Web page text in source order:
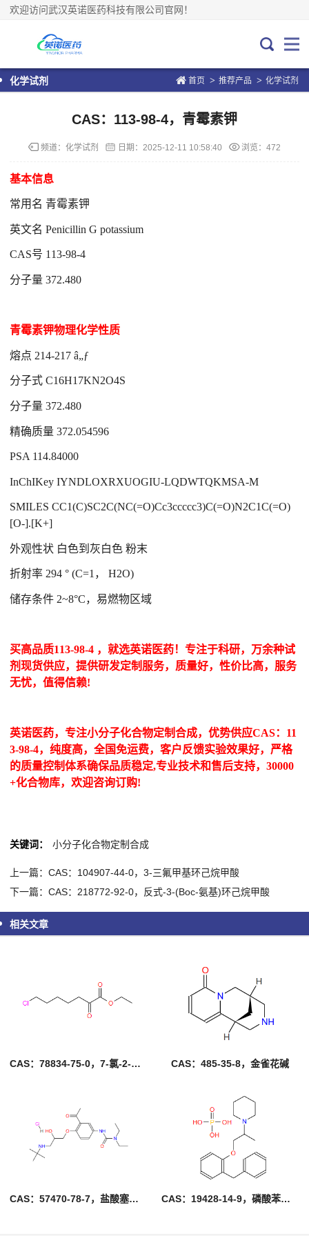
欢迎访问武汉英诺医药科技有限公司官网！
首页 > 推荐产品 > 化学试剂
化学试剂
CAS：113-98-4，青霉素钾
频道： 化学试剂 日期： 2025-12-11 10:58:40 浏览：472
基本信息
常用名 青霉素钾
英文名 Penicillin G potassium
CAS号 113-98-4
分子量 372.480
青霉素钾物理化学性质
熔点 214-217 â„ƒ
分子式 C16H17KN2O4S
分子量 372.480
精确质量 372.054596
PSA 114.84000
InChIKey IYNDLOXRXUOGIU-LQDWTQKMSA-M
SMILES CC1(C)SC2C(NC(=O)Cc3ccccc3)C(=O)N2C1C(=O)
[O-].[K+]
外观性状 白色到灰白色 粉末
折射率 294 ° (C=1， H2O)
储存条件 2~8°C，易燃物区域
买高品质113-98-4 ，就选英诺医药！专注于科研，万余种试
剂现货供应，提供研发定制服务，质量好，性价比高，服务
无忧，值得信赖!
英诺医药，专注小分子化合物定制合成，优势供应CAS：11
3-98-4，纯度高，全国免运费，客户反馈实验效果好，严格
的质量控制体系确保品质稳定,专业技术和售后支持，30000
+化合物库，欢迎咨询订购!
关键词： 小分子化合物定制合成
上一篇：CAS：104907-44-0，3-三氟甲基环己烷甲酸
下一篇：CAS：218772-92-0，反式-3-(Boc-氨基)环己烷甲酸
相关文章
CAS：78834-75-0，7-氯-2-氧代庚酸乙酯 CAS：485-35-8，金雀花碱
CAS：57470-78-7，盐酸塞利洛尔 CAS：19428-14-9，磷酸苯丙哌林